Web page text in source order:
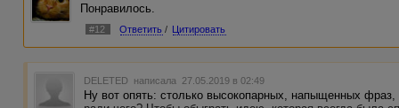
Понравилось.
#12 Ответить / Цитировать
DELETED написала 27.05.2019 в 02:49
Ну вот опять: столько высокопарных, напыщенных